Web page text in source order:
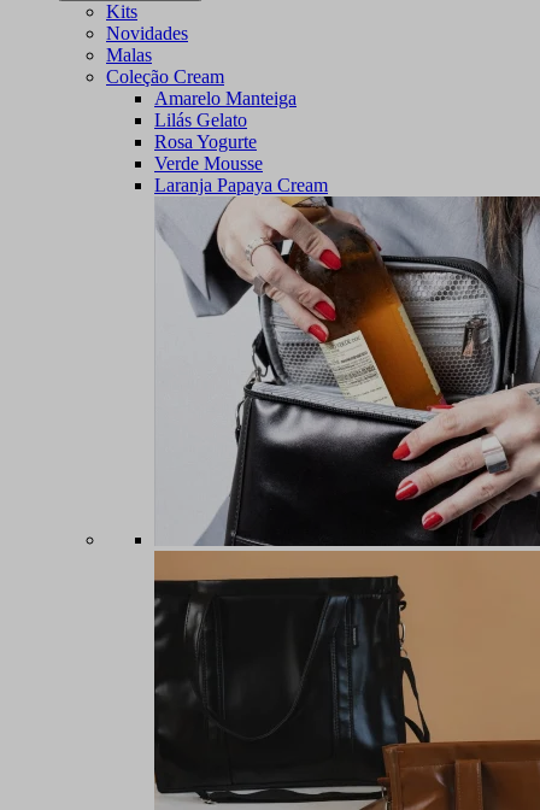
Kits
Novidades
Malas
Coleção Cream
Amarelo Manteiga
Lilás Gelato
Rosa Yogurte
Verde Mousse
Laranja Papaya Cream